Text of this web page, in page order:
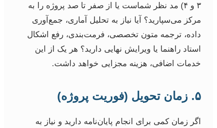
۳ و ۴) مد نظر شماست یا از صفر تا صد پروژه را به
مرکز می‌سپارید؟ آیا نیاز به تحلیل آماری، جمع‌آوری
داده، ترجمه متون تخصصی، فرمت‌بندی، رفع اشکال
استاد راهنما یا ویرایش نهایی دارید؟ هر یک از این
خدمات اضافی، هزینه مجزایی خواهد داشت.
۵. زمان تحویل (فوریت پروژه)
اگر زمان کمی برای انجام پایان‌نامه دارید و نیاز به